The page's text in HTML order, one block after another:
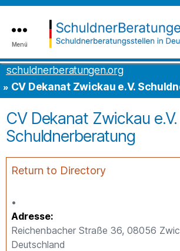
Inhalt
springen
to
the
content
Menü
schuldnerberatungen.org
CV Dekanat Zwickau e.V.
CV Dekanat Zwickau e.V.
Schuldnerberatung
Return to Directory
Adresse
Reichenbacher Straße 36, 08056
Deutschland